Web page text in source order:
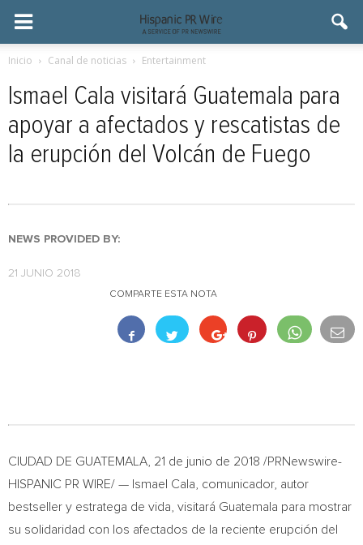
Inicio Canal de noticias Entertainment
Ismael Cala visitará Guatemala para
apoyar a afectados y rescatistas de
la erupción del Volcán de Fuego
NEWS PROVIDED BY:
21 JUNIO 2018
COMPARTE ESTA NOTA
CIUDAD DE GUATEMALA , 21 de junio de 2018 /PRNewswire-
HISPANIC PR WIRE/ — Ismael Cala , comunicador, autor
bestseller y estratega de vida, visitará Guatemala para mostrar
su solidaridad con los afectados de la reciente erupción del